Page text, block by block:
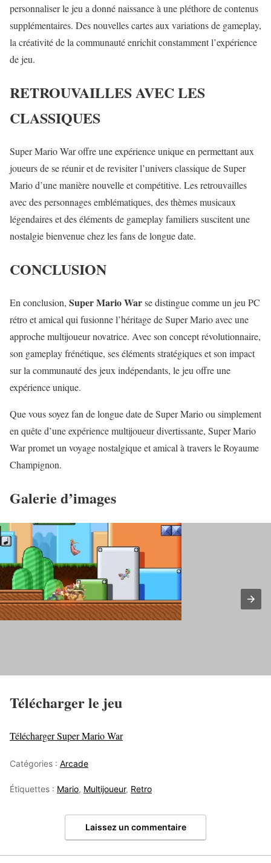
personnaliser le jeu a donné naissance à une pléthore de contenus
supplémentaires. Des nouvelles cartes aux variations de gameplay,
la créativité de la communauté enrichit constamment l’expérience
de jeu.
RETROUVAILLES AVEC LES
CLASSIQUES
Super Mario War offre une expérience unique en permettant aux
joueurs de se réunir et de revisiter l’univers classique de Super
Mario d’une manière nouvelle et compétitive. Les retrouvailles
avec des personnages emblématiques, des thèmes musicaux
légendaires et des éléments de gameplay familiers suscitent une
nostalgie bienvenue chez les fans de longue date.
CONCLUSION
En conclusion, Super Mario Warse distingue comme un jeu PC
rétro et amical qui fusionne l’héritage de Super Mario avec une
approche multijoueur novatrice. Avec son concept révolutionnaire,
son gameplay frénétique, ses éléments stratégiques et son impact
sur la communauté des jeux indépendants, le jeu offre une
expérience unique.
Que vous soyez fan de longue date de Super Mario ou simplement
en quête d’une expérience multijoueur divertissante, Super Mario
War promet un voyage nostalgique et amical à travers le Royaume
Champignon.
Galerie d’images
Télécharger le jeu
Télécharger Super Mario War
Catégories : Arcade
Étiquettes : Mario, Multijoueur, Retro
Laissez un commentaire